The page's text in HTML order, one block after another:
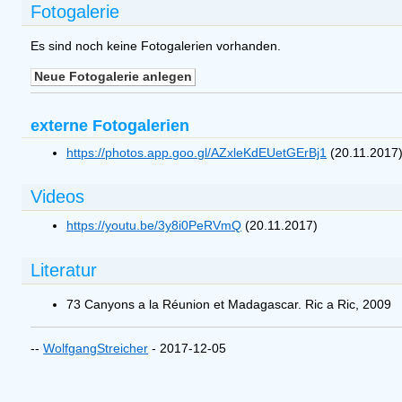
Fotogalerie
Es sind noch keine Fotogalerien vorhanden.
externe Fotogalerien
https://photos.app.goo.gl/AZxleKdEUetGErBj1
Videos
https://youtu.be/3y8i0PeRVmQ (20.11.2017)
Literatur
73 Canyons a la Réunion et Madagascar. Ric a Ric, 2009
--WolfgangStreicher - 2017-12-05